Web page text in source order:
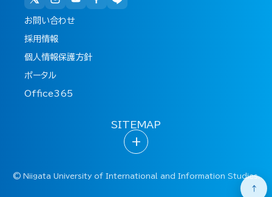
お問い合わせ
採用情報
個人情報保護方針
ポータル
Office365
SITEMAP
+
©Niigata University of International and Information Studies.
↑